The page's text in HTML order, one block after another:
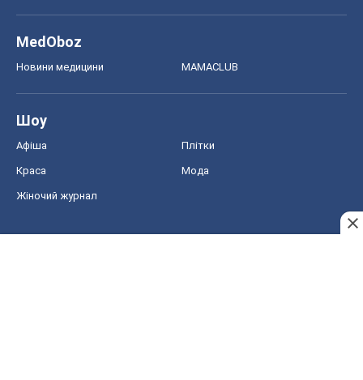
MedOboz
Новини медицини MAMACLUB
Шоу
Афіша Плітки
Краса Мода
Жіночий журнал